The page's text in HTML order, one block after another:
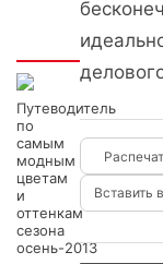
Интересно
Путеводитель
по
самым
модным
цветам
и
оттенкам
сезона
осень-2013
Вставить